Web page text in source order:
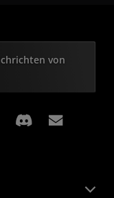
von
Facebook